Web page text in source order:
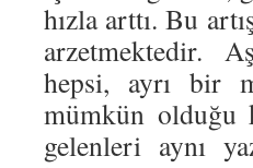
hızla arttı. Bu
arzetmektedir.
hepsi, ayrı bir
mümkün olduğu
gelenleri aynı